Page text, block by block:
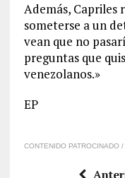
Además, Capriles
someterse a un
vean que no
preguntas que
venezolanos.»
EP
CONTENIDO PATROCINADO